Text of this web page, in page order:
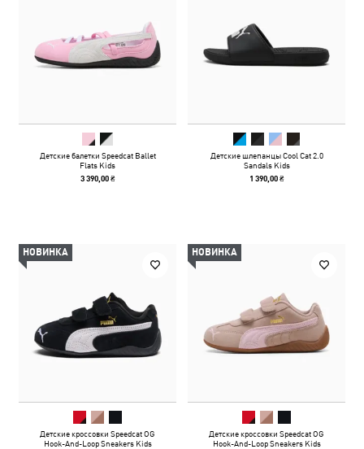
Детские балетки Speedcat Ballet
Flats Kids
3 390,00 ₴
Детские шлепанцы Cool Cat 2.0
Sandals Kids
1 390,00 ₴
НОВИНКА
Детские кроссовки Speedcat OG
Hook-And-Loop Sneakers Kids
НОВИНКА
Детские кроссовки Speedcat OG
Hook-And-Loop Sneakers Kids